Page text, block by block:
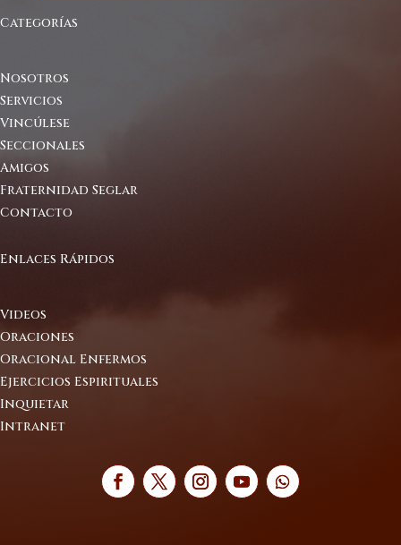
Categorías
Nosotros
Servicios
Vincúlese
Seccionales
Amigos
Fraternidad Seglar
Contacto
Enlaces Rápidos
Videos
Oraciones
Oracional Enfermos
Ejercicios Espirituales
Inquietar
Intranet